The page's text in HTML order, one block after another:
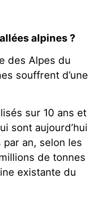
alpines ?
des Alpes du
souffrent d’une
sur 10 ans et
sont aujourd’hui
par an, selon les
de tonnes
existante du